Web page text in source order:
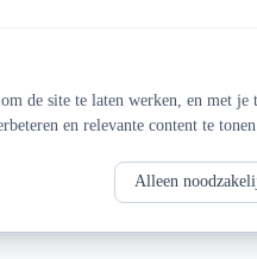
de site te laten werken, en met je
en relevante content te tonen.
Alleen